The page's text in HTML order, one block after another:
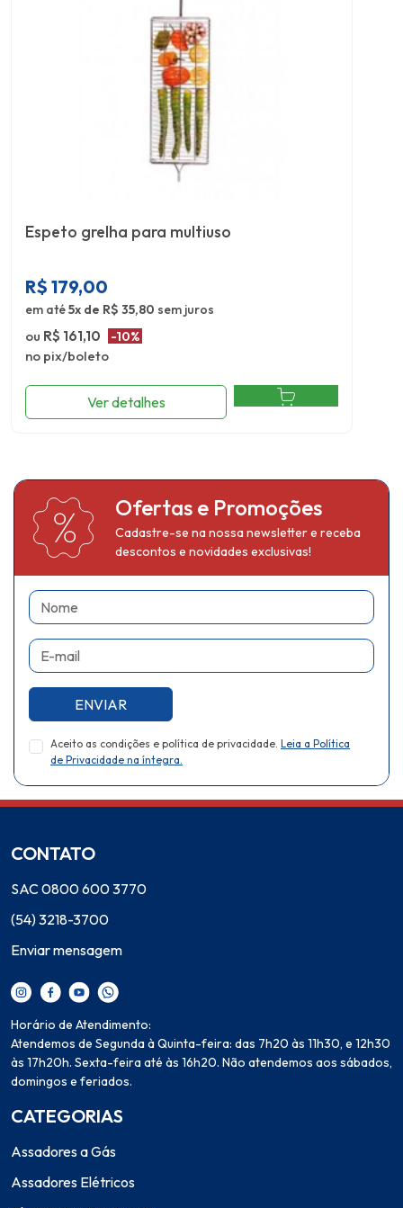
Espeto grelha para multiuso
R$ 179,00
em até5x de R$ 35,80 sem juros
ou R$ 161,10 -10%
no pix/boleto
Ver detalhes
Ofertas e Promoções
Cadastre-se na nossa newsletter e receba
descontos e novidades exclusivas!
Nome
E-mail
ENVIAR
Aceito as condições e política de privacidade. Leia a Política
de Privacidade na íntegra.
CONTATO
SAC 0800 600 3770
(54) 3218-3700
Enviar mensagem
Horário de Atendimento:
Atendemos de Segunda à Quinta-feira: das 7h20 às 11h30, e 12h30
às 17h20h. Sexta-feira até às 16h20. Não atendemos aos sábados,
domingos e feriados.
CATEGORIAS
Assadores a Gás
Assadores Elétricos